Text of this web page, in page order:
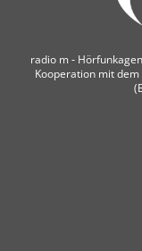
radio m ‐
Kooperation mit